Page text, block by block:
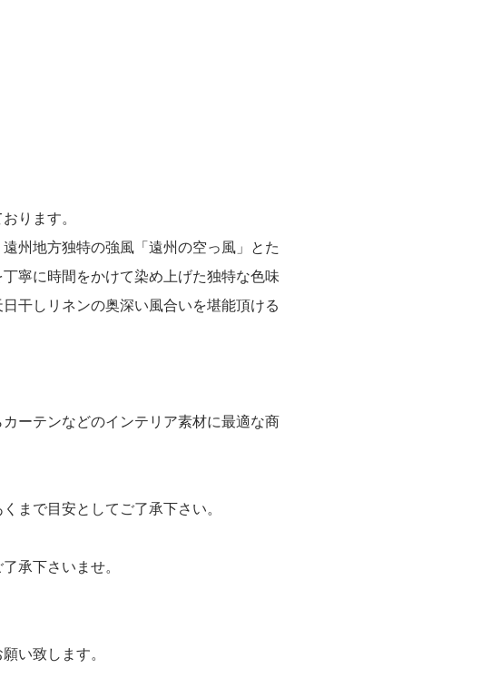
ります。
州地方独特の強風「遠州の空っ風」とた
寧に時間をかけて染め上げた独特な色味
干しリネンの奥深い風合いを堪能頂ける
ーテンなどのインテリア素材に最適な商
まで目安としてご了承下さい。
承下さいませ。
い致します。